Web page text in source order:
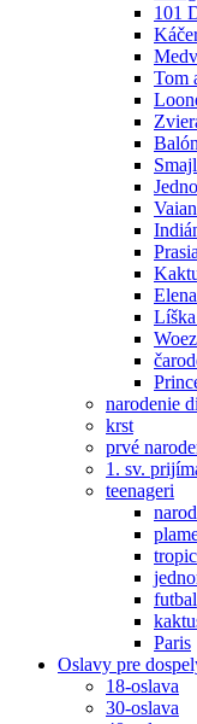
101
Tom
narodenie
krst
prvé
1. sv.
teenageri
futbal
Paris
Oslavy pre
18-oslava
30-oslava